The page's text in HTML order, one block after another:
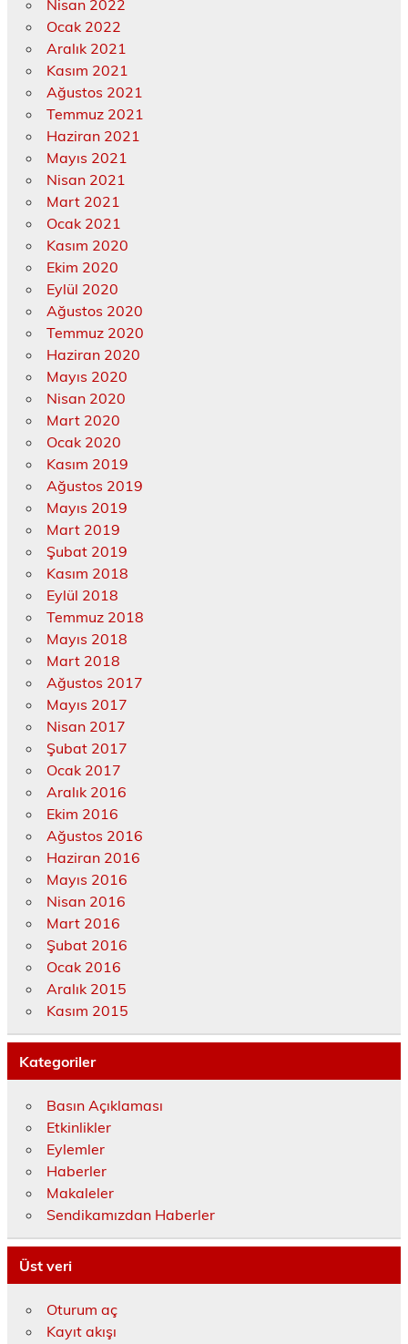
Nisan 2022
Ocak 2022
Aralık 2021
Kasım 2021
Ağustos 2021
Temmuz 2021
Haziran 2021
Mayıs 2021
Nisan 2021
Mart 2021
Ocak 2021
Kasım 2020
Ekim 2020
Eylül 2020
Ağustos 2020
Temmuz 2020
Haziran 2020
Mayıs 2020
Nisan 2020
Mart 2020
Ocak 2020
Kasım 2019
Ağustos 2019
Mayıs 2019
Mart 2019
Şubat 2019
Kasım 2018
Eylül 2018
Temmuz 2018
Mayıs 2018
Mart 2018
Ağustos 2017
Mayıs 2017
Nisan 2017
Şubat 2017
Ocak 2017
Aralık 2016
Ekim 2016
Ağustos 2016
Haziran 2016
Mayıs 2016
Nisan 2016
Mart 2016
Şubat 2016
Ocak 2016
Aralık 2015
Kasım 2015
Kategoriler
Basın Açıklaması
Etkinlikler
Eylemler
Haberler
Makaleler
Sendikamızdan Haberler
Üst veri
Oturum aç
Kayıt akışı